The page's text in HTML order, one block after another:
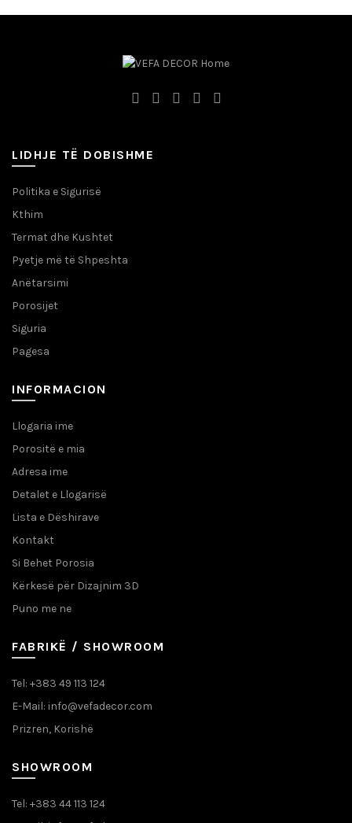
LIDHJE TË DOBISHME
Politika e Sigurisë
Kthim
Termat dhe Kushtet
Pyetje më të Shpeshta
Anëtarsimi
Porosijet
Siguria
Pagesa
INFORMACION
Llogaria ime
Porositë e mia
Adresa ime
Detalet e Llogarisë
Lista e Dëshirave
Kontakt
Si Behet Porosia
Kërkesë për Dizajnim 3D
Puno me ne
FABRIKË / SHOWROOM
Tel: +383 49 113 124
E-Mail: info@vefadecor.com
Prizren, Korishë
SHOWROOM
Tel: +383 44 113 124